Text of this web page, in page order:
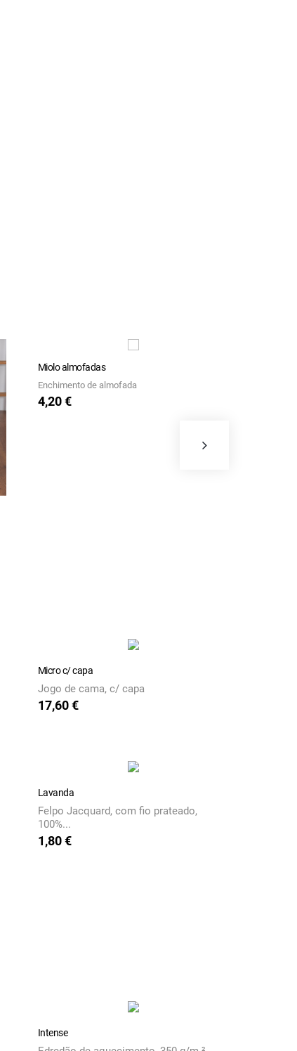
Miolo almofadas
Enchimento de almofada
Preço
4,20 €
Micro c/ capa
Jogo de cama, c/ capa
Preço
17,60 €
Lavanda
Felpo Jacquard, com fio prateado,
100%...
Preço
1,80 €
Intense